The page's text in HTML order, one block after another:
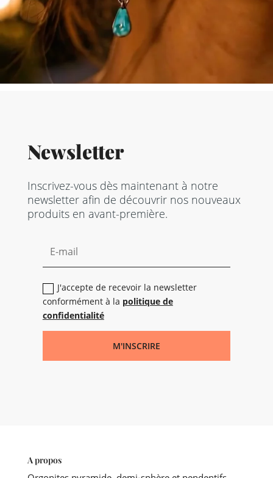
Newsletter
Inscrivez-vous dès maintenant à notre
newsletter afin de découvrir nos nouveaux
produits en avant-première.
J'accepte de recevoir la newsletter
conformément à la politique de
confidentialité
M'INSCRIRE
A propos